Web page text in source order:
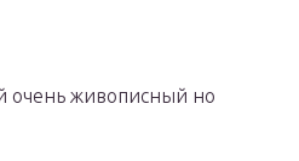
очень живописный но